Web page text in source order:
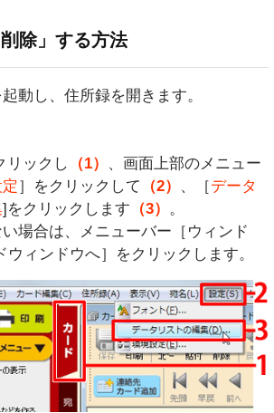
除」する方法
起動し、住所録を開きます。
リックし （1）
、画面上部のメニュー
］をクリックして （2） 、［データ
]をクリックします （3）
。
場合は、メニューバー［ウィンド
ウィンドウへ］をクリックします。